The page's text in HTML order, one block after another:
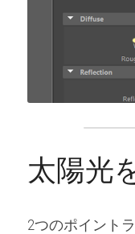
太陽光
2つのポイント